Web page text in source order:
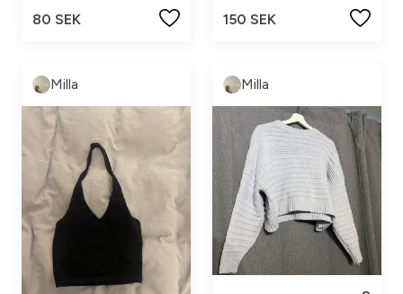
80 SEK
150 SEK
Milla Milla